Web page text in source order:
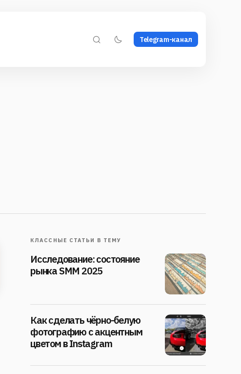
Telegram-канал
КЛАССНЫЕ СТАТЬИ В ТЕМУ
Исследование: состояние
рынка SMM 2025
Как сделать чёрно-белую
фотографию с акцентным
цветом в Instagram